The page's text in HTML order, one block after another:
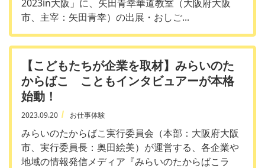
2023in大阪」に、矢田青幸華道教室（大阪府大阪
市、主宰：矢田青幸）の出展・おしご...
【こどもたちが企業を取材】みらいのた
からばこ こともインタビュアーが本格
始動！
2023.09.20 お仕事体験
みらいのたからばこ実行委員会（本部：大阪府大阪
市、実行委員長：奥田絵美）が運営する、各企業や
地域の情報発信メディア『みらいのたからばこラ